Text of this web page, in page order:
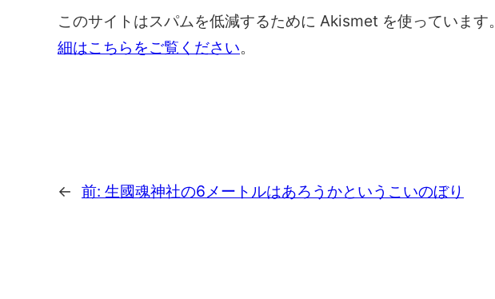
このサイトはスパムを低減するために Akismet を使っています。
細はこちらをご覧ください。
← 前: 生國魂神社の6メートルはあろうかというこいのぼり